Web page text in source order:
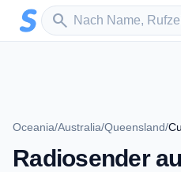
Zum Hauptinhalt springen
search
Sender suchen
Oceania/Australia/Queensland/
Radiosender